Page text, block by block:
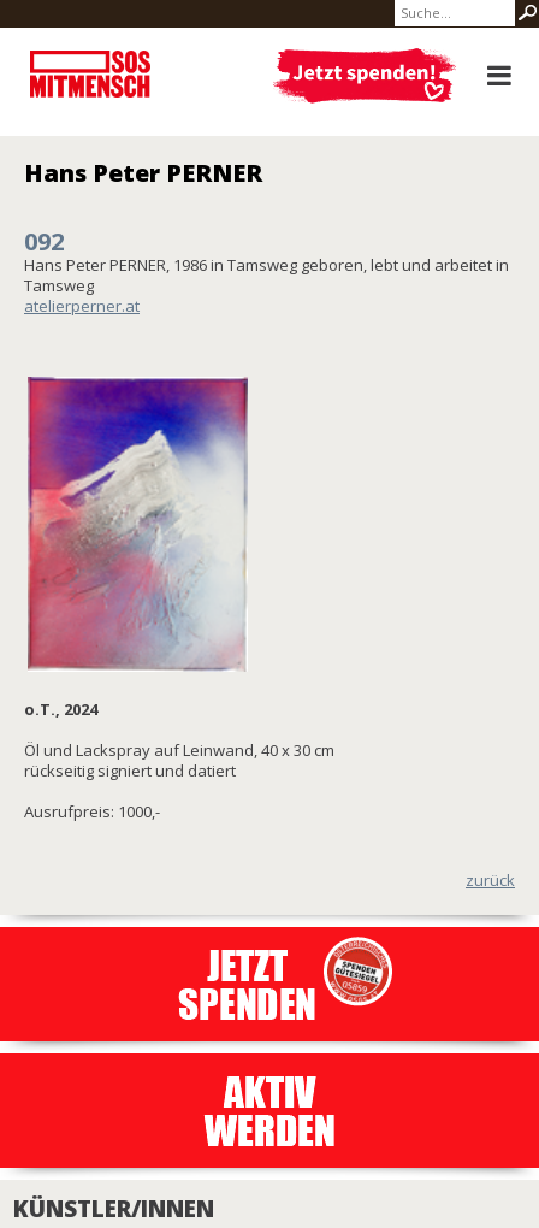
Hans Peter PERNER
092
Hans Peter PERNER, 1986 in Tamsweg geboren, lebt und arbeitet in
Tamsweg
atelierperner.at
o.T., 2024
Öl und Lackspray auf Leinwand, 40 x 30 cm
rückseitig signiert und datiert
Ausrufpreis: 1000,-
zurück
KÜNSTLER/INNEN